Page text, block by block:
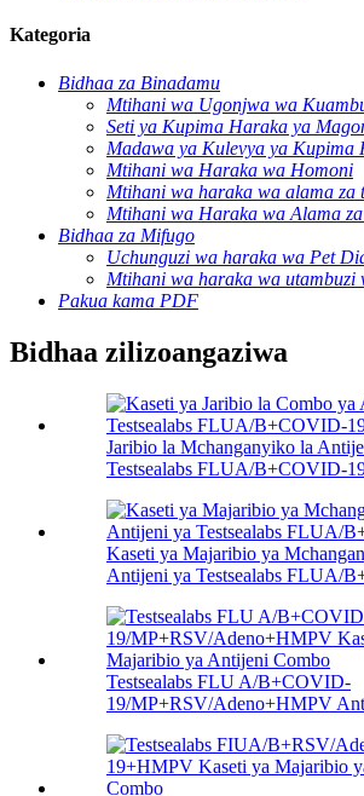
Kategoria
Bidhaa za Binadamu
Mtihani wa Ugonjwa wa
Seti ya Kupima Haraka ya
Madawa ya Kulevya ya Kupima
Mtihani wa Haraka wa Homoni
Mtihani wa haraka wa alama za
Mtihani wa Haraka wa Alama
Bidhaa za Mifugo
Uchunguzi wa haraka wa Pet
Mtihani wa haraka wa utambuzi
Pakua kama PDF
Bidhaa zilizoangaziwa
Jaribio la Mchanganyiko la
Testsealabs FLUA/B+COVID-
Kaseti ya Majaribio ya
Antijeni ya Testsealabs FLUA/
Testsealabs FLU A/B+COVID-
19/MP+RSV/Adeno+HMPV